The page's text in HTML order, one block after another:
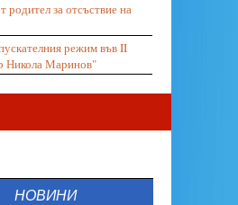
за отсъствие на
режим във II
Маринов"
НОВИНИ